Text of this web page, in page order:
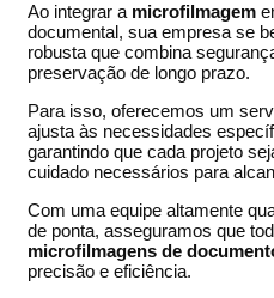
Ao integrar a microfilmagem
documental, sua empresa se
robusta que combina
preservação de longo prazo.
Para isso, oferecemos um
ajusta às necessidades
garantindo que cada projeto
cuidado necessários para
Com uma equipe altamente
de ponta, asseguramos que
microfilmagens de
precisão e eficiência.